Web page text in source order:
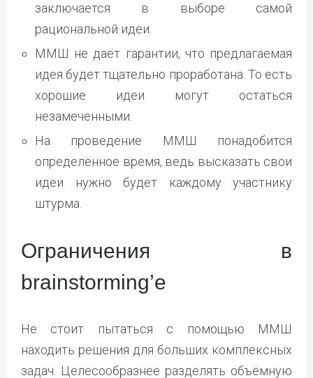
заключается в выборе самой
рациональной идеи.
ММШ не даёт гарантии, что предлагаемая
идея будет тщательно проработана. То есть
хорошие идеи могут остаться
незамеченными.
На проведение ММШ понадобится
определённое время, ведь высказать свои
идеи нужно будет каждому участнику
штурма.
Ограничения в
brainstorming’е
Не стоит пытаться с помощью ММШ
находить решения для больших комплексных
задач. Целесообразнее разделять объёмную